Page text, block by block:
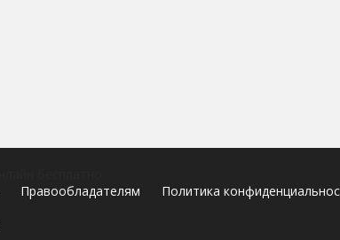
Правообладателям Политика